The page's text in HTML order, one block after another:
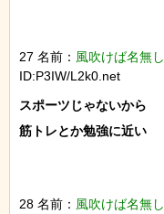
27 名前： 風吹けば名無し
ID:P3IW/L2k0.net
スポーツじゃないから
筋トレとか勉強に近い
28 名前： 風吹けば名無し